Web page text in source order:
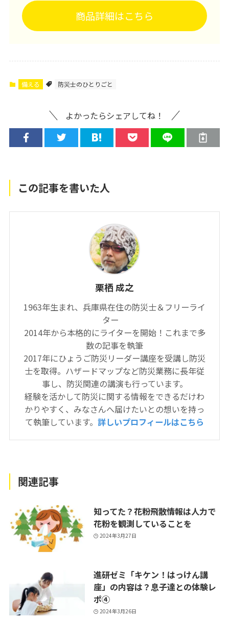
商品詳細はこちら
備える 防災士のひとりごと
よかったらシェアしてね！
この記事を書いた人
栗栖 成之
1963年生まれ、兵庫県在住の防災士＆フリーライ
ター
2014年から本格的にライターを開始！これまで多
数の記事を執筆
2017年にひょうご防災リーダー講座を受講し防災
士を取得。ハザードマップなど防災業務に長年従
事し、防災関連の講演も行っています。
経験を活かして防災に関する情報をできるだけわ
かりやすく、みなさんへ届けたいとの想いを持っ
て執筆しています。 詳しいプロフィールはこちら
関連記事
知ってた？花粉飛散情報は人力で
花粉を観測していることを
2024年3月27日
進研ゼミ「キケン！はっけん講
座」の内容は？息子達との体験レ
ポ④
2024年3月26日